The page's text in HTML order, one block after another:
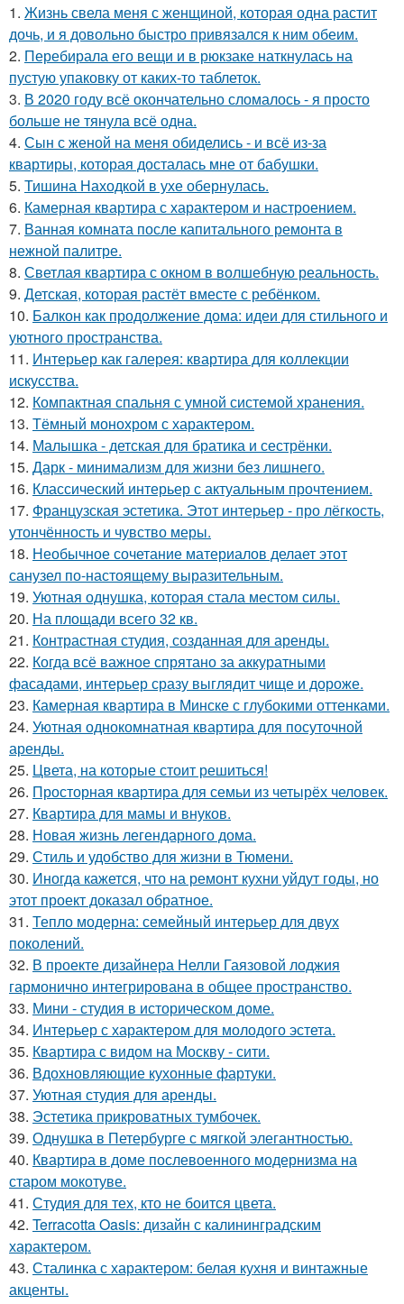
1. Жизнь свела меня с женщиной, которая одна растит
дочь, и я довольно быстро привязался к ним обеим.
2. Перебирала его вещи и в рюкзаке наткнулась на
пустую упаковку от каких-то таблеток.
3. В 2020 году всё окончательно сломалось - я просто
больше не тянула всё одна.
4. Сын с женой на меня обиделись - и всё из-за
квартиры, которая досталась мне от бабушки.
5. Тишина Находкой в ухе обернулась.
6. Камерная квартира с характером и настроением.
7. Ванная комната после капитального ремонта в
нежной палитре.
8. Светлая квартира с окном в волшебную реальность.
9. Детская, которая растёт вместе с ребёнком.
10. Балкон как продолжение дома: идеи для стильного и
уютного пространства.
11. Интерьер как галерея: квартира для коллекции
искусства.
12. Компактная спальня с умной системой хранения.
13. Тёмный монохром с характером.
14. Малышка - детская для братика и сестрёнки.
15. Дарк - минимализм для жизни без лишнего.
16. Классический интерьер с актуальным прочтением.
17. Французская эстетика. Этот интерьер - про лёгкость,
утончённость и чувство меры.
18. Необычное сочетание материалов делает этот
санузел по-настоящему выразительным.
19. Уютная однушка, которая стала местом силы.
20. На площади всего 32 кв.
21. Контрастная студия, созданная для аренды.
22. Когда всё важное спрятано за аккуратными
фасадами, интерьер сразу выглядит чище и дороже.
23. Камерная квартира в Минске с глубокими оттенками.
24. Уютная однокомнатная квартира для посуточной
аренды.
25. Цвета, на которые стоит решиться!
26. Просторная квартира для семьи из четырёх человек.
27. Квартира для мамы и внуков.
28. Новая жизнь легендарного дома.
29. Стиль и удобство для жизни в Тюмени.
30. Иногда кажется, что на ремонт кухни уйдут годы, но
этот проект доказал обратное.
31. Тепло модерна: семейный интерьер для двух
поколений.
32. В проекте дизайнера Нелли Гаязовой лоджия
гармонично интегрирована в общее пространство.
33. Мини - студия в историческом доме.
34. Интерьер с характером для молодого эстета.
35. Квартира с видом на Москву - сити.
36. Вдохновляющие кухонные фартуки.
37. Уютная студия для аренды.
38. Эстетика прикроватных тумбочек.
39. Однушка в Петербурге с мягкой элегантностью.
40. Квартира в доме послевоенного модернизма на
старом мокотуве.
41. Студия для тех, кто не боится цвета.
42. Terracotta Oasis: дизайн с калининградским
характером.
43. Сталинка с характером: белая кухня и винтажные
акценты.